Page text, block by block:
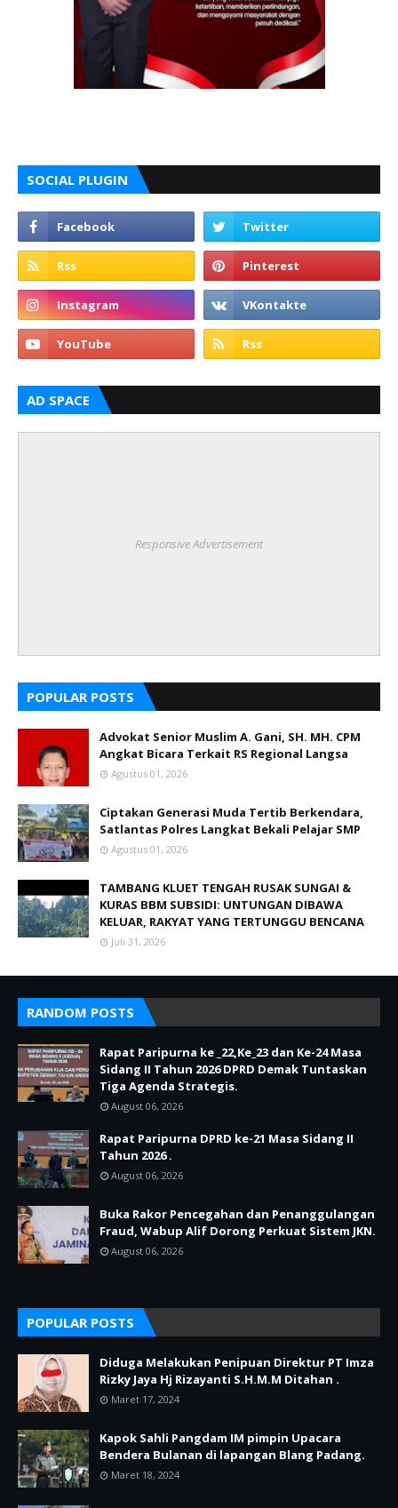
SOCIAL PLUGIN
AD SPACE
Responsive Advertisement
POPULAR POSTS
Advokat Senior Muslim A. Gani, SH. MH. CPM
Angkat Bicara Terkait RS Regional Langsa
Agustus 01, 2026
Ciptakan Generasi Muda Tertib Berkendara,
Satlantas Polres Langkat Bekali Pelajar SMP
Agustus 01, 2026
TAMBANG KLUET TENGAH RUSAK SUNGAI &
KURAS BBM SUBSIDI: UNTUNGAN DIBAWA
KELUAR, RAKYAT YANG TERTUNGGU BENCANA
Juli 31, 2026
RANDOM POSTS
Rapat Paripurna ke _22,Ke_23 dan Ke-24 Masa
Sidang II Tahun 2026 DPRD Demak Tuntaskan
Tiga Agenda Strategis.
August 06, 2026
Rapat Paripurna DPRD ke-21 Masa Sidang II
Tahun 2026 .
August 06, 2026
Buka Rakor Pencegahan dan Penanggulangan
Fraud, Wabup Alif Dorong Perkuat Sistem JKN.
August 06, 2026
POPULAR POSTS
Diduga Melakukan Penipuan Direktur PT Imza
Rizky Jaya Hj Rizayanti S.H.M.M Ditahan .
Maret 17, 2024
Kapok Sahli Pangdam IM pimpin Upacara
Bendera Bulanan di lapangan Blang Padang.
Maret 18, 2024